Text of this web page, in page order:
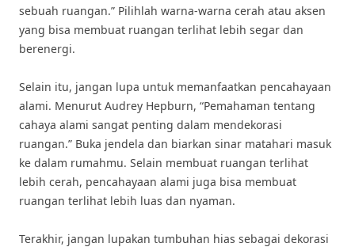
sebuah ruangan.” Pilihlah warna-warna cerah atau aksen
yang bisa membuat ruangan terlihat lebih segar dan
berenergi.
Selain itu, jangan lupa untuk memanfaatkan pencahayaan
alami. Menurut Audrey Hepburn, “Pemahaman tentang
cahaya alami sangat penting dalam mendekorasi
ruangan.” Buka jendela dan biarkan sinar matahari masuk
ke dalam rumahmu. Selain membuat ruangan terlihat
lebih cerah, pencahayaan alami juga bisa membuat
ruangan terlihat lebih luas dan nyaman.
Terakhir, jangan lupakan tumbuhan hias sebagai dekorasi